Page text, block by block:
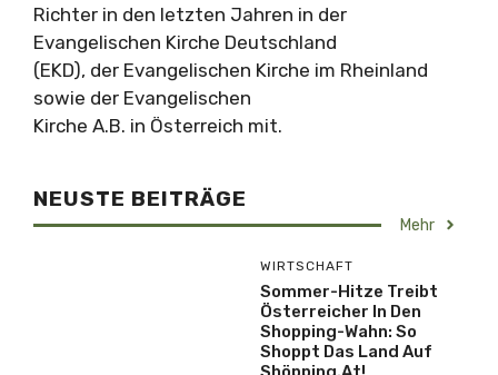
Richter in den letzten Jahren in der
Evangelischen Kirche Deutschland
(EKD), der Evangelischen Kirche im Rheinland
sowie der Evangelischen
Kirche A.B. in Österreich mit.
NEUSTE BEITRÄGE
Mehr
WIRTSCHAFT
Sommer-Hitze Treibt
Österreicher In Den
Shopping-Wahn: So
Shoppt Das Land Auf